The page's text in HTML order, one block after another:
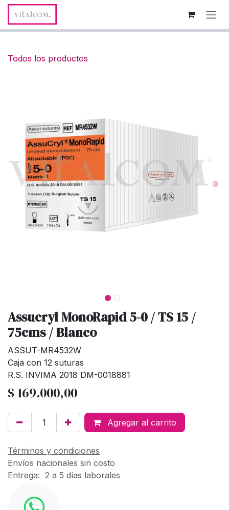
Ir al contenido
Todos los productos
Assucryl MonoRapid 5-0 / TS 15 /
75cms / Blanco
ASSUT-MR4532W
Caja con 12 suturas
R.S. INVIMA 2018 DM-0018881
$ 169.000,00
Agregar al carrito
Términos y condiciones
Envíos nacionales sin costo
Entrega: 2 a 5 días laborales